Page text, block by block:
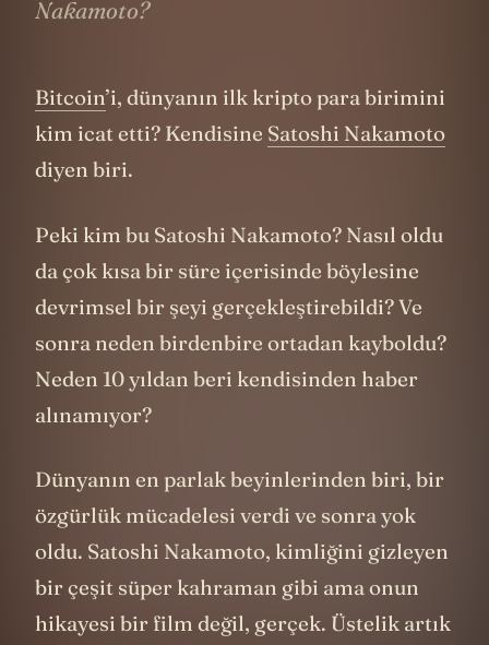
Nakamoto?
Bitcoin’i, dünyanın ilk kripto para birimini
kim icat etti? Kendisine Satoshi Nakamoto
diyen biri.
Peki kim bu Satoshi Nakamoto? Nasıl oldu
da çok kısa bir süre içerisinde böylesine
devrimsel bir şeyi gerçekleştirebildi? Ve
sonra neden birdenbire ortadan kayboldu?
Neden 10 yıldan beri kendisinden haber
alınamıyor?
Dünyanın en parlak beyinlerinden biri, bir
özgürlük mücadelesi verdi ve sonra yok
oldu. Satoshi Nakamoto, kimliğini gizleyen
bir çeşit süper kahraman gibi ama onun
hikayesi bir film değil, gerçek. Üstelik artık